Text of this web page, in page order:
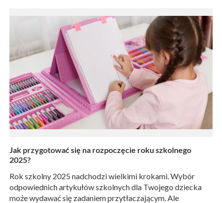
Jak przygotować się na rozpoczęcie roku szkolnego
2025?
Rok szkolny 2025 nadchodzi wielkimi krokami. Wybór
odpowiednich artykułów szkolnych dla Twojego dziecka
może wydawać się zadaniem przytłaczającym. Ale